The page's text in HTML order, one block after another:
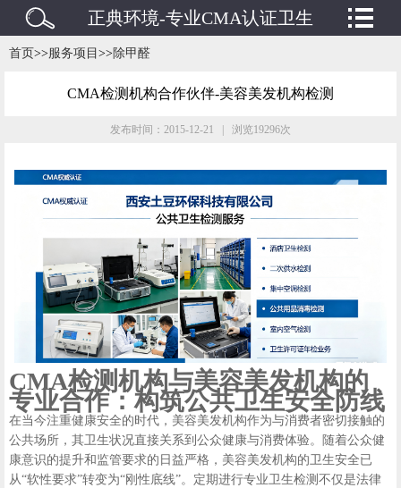
正典环境-专业CMA认证卫生
检测/水质检测/废水废气检测
机构
首页>>服务项目 >> 除甲醛
CMA检测机构合作伙伴-美容美发机构检测
发布时间：2015-12-21 | 浏览19296次
CMA检测机构与美容美发机构的
专业合作：构筑公共卫生安全防线
在当今注重健康安全的时代，美容美发机构作为与消费者密切接触的
公共场所，其卫生状况直接关系到公众健康与消费体验。随着公众健
康意识的提升和监管要求的日益严格，美容美发机构的卫生安全已
从“软性要求”转变为“刚性底线”。定期进行专业卫生检测不仅是法律